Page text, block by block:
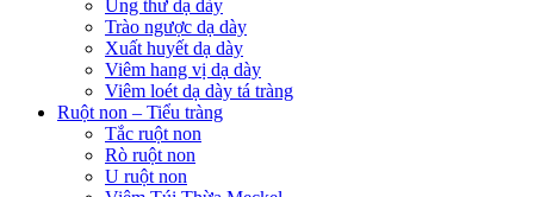
Ung thư dạ dày
Trào ngược dạ dày
Xuất huyết dạ dày
Viêm hang vị dạ dày
Viêm loét dạ dày tá tràng
Ruột non – Tiểu tràng
Tắc ruột non
Rò ruột non
U ruột non